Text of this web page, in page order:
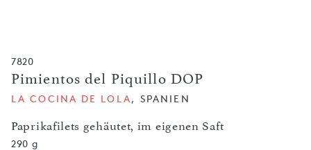
7820
Pimientos del Piquillo DOP
Paprikafilets gehäutet, im eigenen Saft
LA COCINA DE LOLA, SPANIEN
290 g